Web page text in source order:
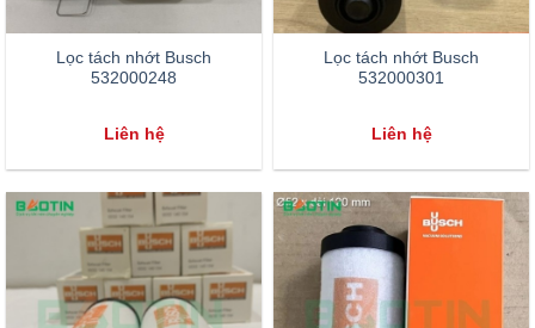
Lọc tách nhớt Busch
532000248
Liên hệ
Lọc tách nhớt Busch
532000301
Liên hệ